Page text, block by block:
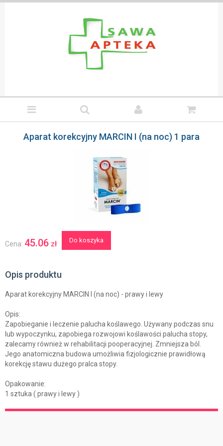
Aparat korekcyjny MARCIN I (na noc) 1 para
Cena: 45.06 zł Do koszyka
Opis produktu
Aparat korekcyjny MARCIN I (na noc) - prawy i lewy
Opis:
Zapobieganie i leczenie palucha koślawego. Używany podczas snu
lub wypoczynku, zapobiega rozwojowi koślawości palucha stopy,
zalecamy również w rehabilitacji pooperacyjnej. Zmniejsza ból.
Jego anatomiczna budowa umożliwia fizjologicznie prawidłową
korekcję stawu dużego pralca stopy.
Opakowanie:
1 sztuka ( prawy i lewy )